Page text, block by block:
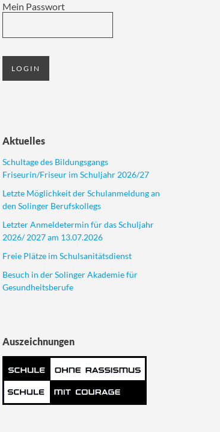
Mein Passwort
Aktuelles
Schultage des Bildungsgangs
Friseurin/Friseur im Schuljahr 2026/27
Letzte Möglichkeit der Schulanmeldung an
den Solinger Berufskollegs
Letzter Anmeldetermin für das Schuljahr
2026/ 2027 am 13.07.2026
Freie Plätze im Schulsanitätsdienst
Besuch in der Solinger Akademie für
Gesundheitsberufe
Auszeichnungen